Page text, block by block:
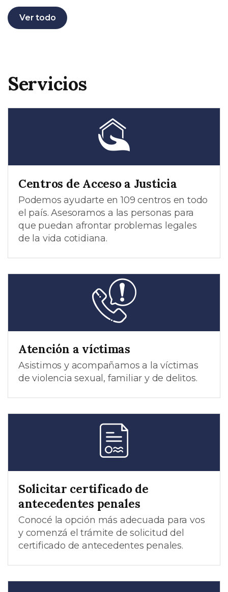
Ver todo
Servicios
Centros de Acceso a Justicia
Podemos ayudarte en 109 centros en todo
el país. Asesoramos a las personas para
que puedan afrontar problemas legales
de la vida cotidiana.
Atención a víctimas
Asistimos y acompañamos a la víctimas
de violencia sexual, familiar y de delitos.
Solicitar certificado de
antecedentes penales
Conocé la opción más adecuada para vos
y comenzá el trámite de solicitud del
certificado de antecedentes penales.